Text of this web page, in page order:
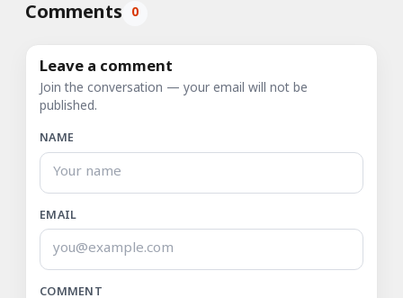
Comments 0
Leave a comment
Join the conversation — your email will not be
published.
NAME
EMAIL
COMMENT